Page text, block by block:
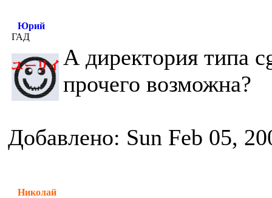
Юрий
ГАД
А директория типа
прочего возможна?
Добавлено: Sun Feb 05,
Николай